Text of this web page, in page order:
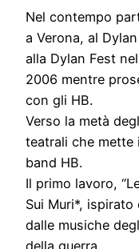
Nel contempo
a Verona, al
alla Dylan Fest
2006 mentre
con gli HB.
Verso la metà
teatrali che mette
band HB.
Il primo lavoro,
Sui Muri*, ispirato
dalle musiche